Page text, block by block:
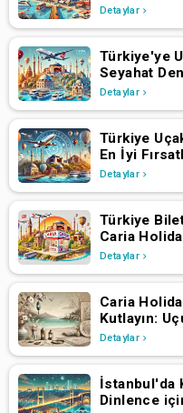
Detaylar
Türkiye'ye
Seyahat
Detaylar
Türkiye
En İyi
Detaylar
Türkiye
Caria
Detaylar
Caria
Kutlayın:
Oteller ve
Detaylar
İstanbul'da
Dinlence